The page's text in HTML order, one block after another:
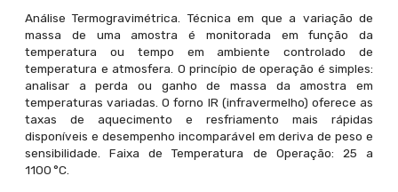
Análise Termogravimétrica. Técnica em que a variação de
massa de uma amostra é monitorada em função da
temperatura ou tempo em ambiente controlado de
temperatura e atmosfera. O princípio de operação é simples:
analisar a perda ou ganho de massa da amostra em
temperaturas variadas. O forno IR (infravermelho) oferece as
taxas de aquecimento e resfriamento mais rápidas
disponíveis e desempenho incomparável em deriva de peso e
sensibilidade. Faixa de Temperatura de Operação: 25 a
1100 °C.